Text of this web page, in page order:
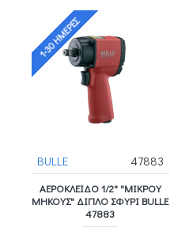
1-30 ΗΜΈΡΕΣ
BULLE 47883
ΑΕΡΌΚΛΕΙΔΟ 1/2" "ΜΙΚΡΟΎ
ΜΉΚΟΥΣ" ΔΙΠΛΌ ΣΦΥΡΊ BULLE
47883